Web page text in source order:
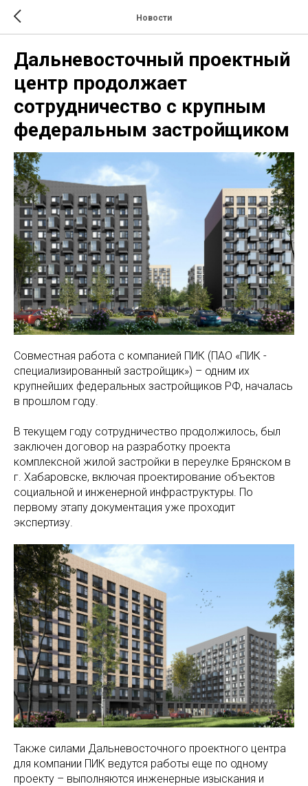
Новости
Дальневосточный проектный
центр продолжает
сотрудничество с крупным
федеральным застройщиком
Совместная работа с компанией ПИК (ПАО «ПИК -
специализированный застройщик») – одним их
крупнейших федеральных застройщиков РФ, началась
в прошлом году.
В текущем году сотрудничество продолжилось, был
заключен договор на разработку проекта
комплексной жилой застройки в переулке Брянском в
г. Хабаровске, включая проектирование объектов
социальной и инженерной инфраструктуры. По
первому этапу документация уже проходит
экспертизу.
Также силами Дальневосточного проектного центра
для компании ПИК ведутся работы еще по одному
проекту – выполняются инженерные изыскания и